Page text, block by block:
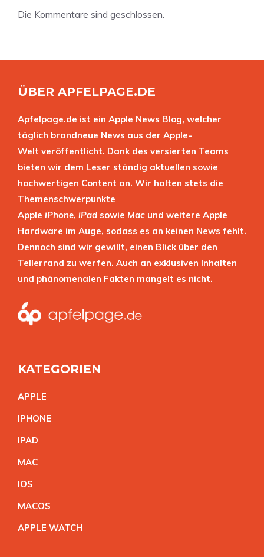
Die Kommentare sind geschlossen.
ÜBER APFELPAGE.DE
Apfelpage.de ist ein Apple News Blog, welcher
täglich brandneue News aus der Apple-
Welt veröffentlicht. Dank des versierten Teams
bieten wir dem Leser ständig aktuellen sowie
hochwertigen Content an. Wir halten stets die
Themenschwerpunkte
Apple iPhone, iPad sowie Mac und weitere Apple
Hardware im Auge, sodass es an keinen News fehlt.
Dennoch sind wir gewillt, einen Blick über den
Tellerrand zu werfen. Auch an exklusiven Inhalten
und phänomenalen Fakten mangelt es nicht.
KATEGORIEN
APPLE
IPHONE
IPAD
MAC
IOS
MACOS
APPLE WATCH